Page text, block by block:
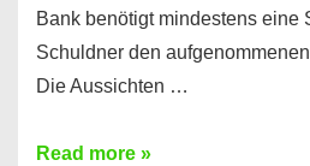
Bank benötigt mindestens eine
Schuldner den
Die Aussichten …
Mit
Read more »